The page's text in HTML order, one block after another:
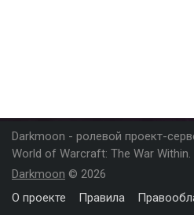
Darkmoon - ролевой проект-
World of Warcraft: The War Within.
Darkmoon © 2026
О проекте
Правила